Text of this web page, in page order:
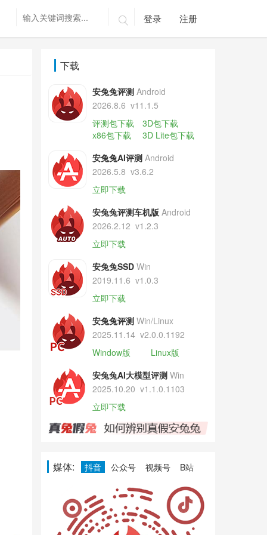
 登录 注册
下载
安兔兔评测 Android
2026.8.6 v11.1.5
评测包下载
3D包下载
x86包下载
3D Lite包下载
安兔兔AI评测 Android
2026.5.8 v3.6.2
立即下载
安兔兔评测车机版 Android
2026.2.12 v1.2.3
立即下载
安兔兔SSD Win
2019.11.6 v1.0.3
立即下载
安兔兔评测 Win/Linux
2025.11.14 v2.0.0.1192
Window版
Linux版
安兔兔AI大模型评测 Win
2025.10.20 v1.1.0.1103
立即下载
媒体: 抖音 公众号 视频号 B站